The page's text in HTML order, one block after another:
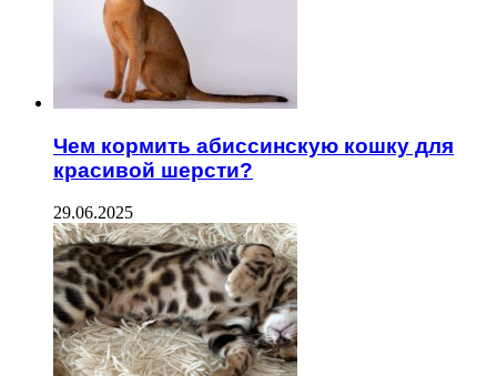
Чем кормить абиссинскую кошку для
красивой шерсти?
29.06.2025